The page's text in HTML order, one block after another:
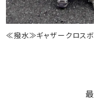
≪撥水≫ギャザークロスボ